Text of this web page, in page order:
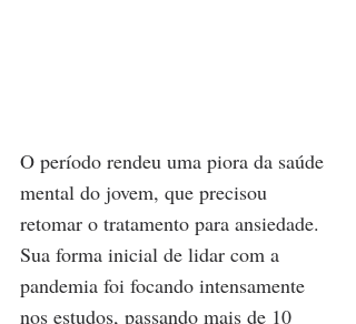
O período rendeu uma piora da saúde
mental do jovem, que precisou
retomar o tratamento para ansiedade.
Sua forma inicial de lidar com a
pandemia foi focando intensamente
nos estudos, passando mais de 10